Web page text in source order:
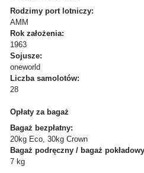
Rodzimy port lotniczy:
AMM
Rok założenia:
1963
Sojusze:
oneworld
Liczba samolotów:
28
Opłaty za bagaż
Bagaż bezpłatny:
20kg Eco, 30kg Crown
Bagaż podręczny / bagaż
7 kg